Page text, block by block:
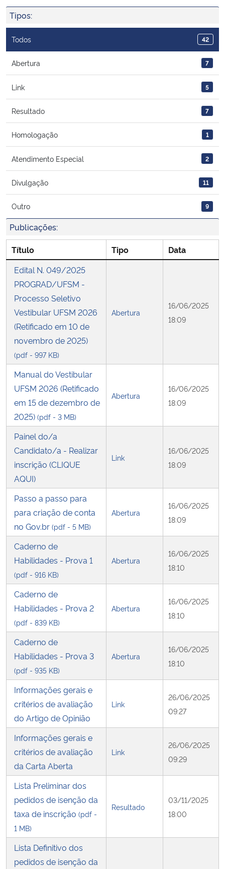
Ministério da Cidadania
Ministério da Saúde
Ministério de Minas e Energia
Ministério da Ciência, Tecnologia, Inovações e Comunicações
Ministério do Meio Ambiente
Ministério do Turismo
Ministério do Desenvolvimento Regional
Controladoria-Geral da União
Ministério da Mulher, da Família e dos Direitos Humanos
Secretaria-Geral
Secretaria de Governo
Gabinete de Segurança Institucional
Advocacia-Geral da União
Banco Central do Brasil
Tipos:
Todos 42
Abertura 7
Link 5
Resultado 7
Homologação 1
Atendimento Especial 2
Divulgação 11
Outro 9
Publicações:
Título Tipo
Data
Edital N. 049/2025
PROGRAD/UFSM -
Processo Seletivo
Vestibular UFSM 2026
(Retificado em 10 de
novembro de 2025)
(pdf - 997 KB)
Abertura
16/06/2025
18:09
Manual do Vestibular
UFSM 2026 (Retificado
em 15 de dezembro de
2025) (pdf - 3 MB)
Abertura
16/06/2025
18:09
Painel do/a
Candidato/a - Realizar
inscrição (CLIQUE
AQUI)
Link
16/06/2025
18:09
Passo a passo para
para criação de conta
no Gov.br (pdf - 5 MB)
Abertura
16/06/2025
18:09
Caderno de
Habilidades - Prova 1
(pdf - 916 KB)
Abertura
16/06/2025
18:10
Caderno de
Habilidades - Prova 2
(pdf - 839 KB)
Abertura
16/06/2025
18:10
Caderno de
Habilidades - Prova 3
(pdf - 935 KB)
Abertura
16/06/2025
18:10
Informações gerais e
critérios de avaliação
do Artigo de Opinião
Link
26/06/2025
09:27
Informações gerais e
critérios de avaliação
da Carta Aberta
Link
26/06/2025
09:29
Lista Preliminar dos
pedidos de isenção da
taxa de inscrição (pdf -
1 MB)
Resultado
03/11/2025
18:00
Lista Definitivo dos
pedidos de isenção da